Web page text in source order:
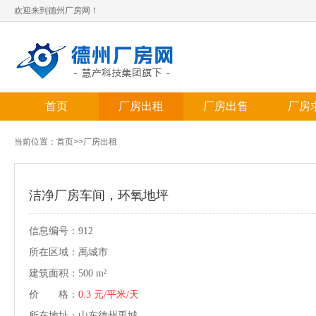
欢迎来到德州厂房网！
首页 厂房出租 厂房出售 厂房
当前位置： 首页>>厂房出租
洁净厂房车间，环氧地坪
信息编号：912
所在区域：禹城市
建筑面积：500 m²
价 格： 0.3 元/平米/天